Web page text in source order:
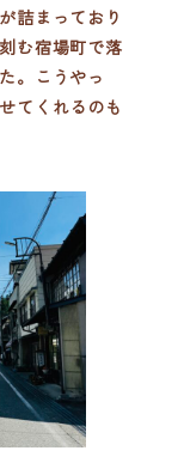
詰まっており
む宿場町で落
。こうやっ
てくれるのも